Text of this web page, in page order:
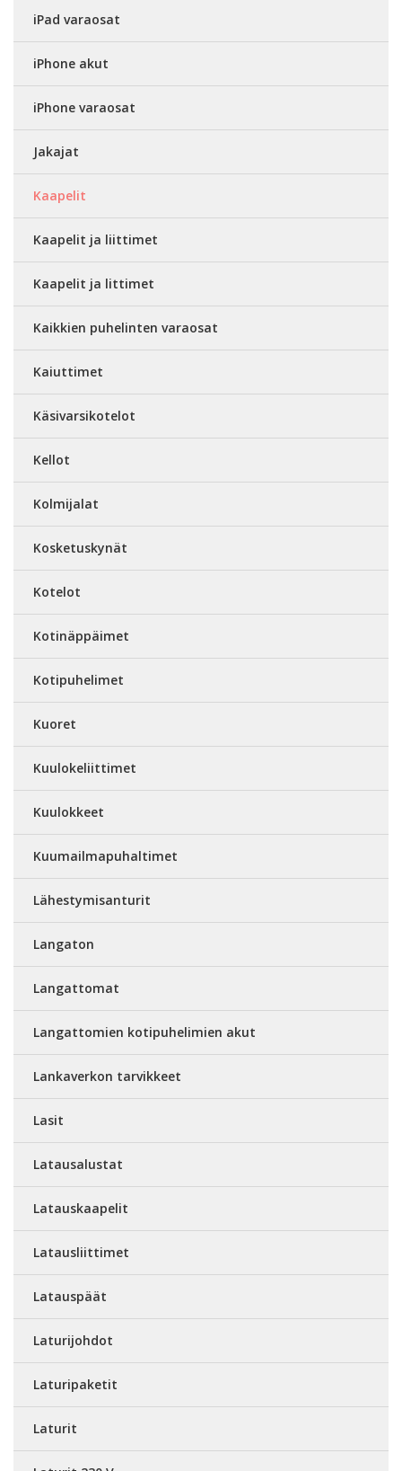
iPad varaosat
iPhone akut
iPhone varaosat
Jakajat
Kaapelit
Kaapelit ja liittimet
Kaapelit ja littimet
Kaikkien puhelinten varaosat
Kaiuttimet
Käsivarsikotelot
Kellot
Kolmijalat
Kosketuskynät
Kotelot
Kotinäppäimet
Kotipuhelimet
Kuoret
Kuulokeliittimet
Kuulokkeet
Kuumailmapuhaltimet
Lähestymisanturit
Langaton
Langattomat
Langattomien kotipuhelimien akut
Lankaverkon tarvikkeet
Lasit
Latausalustat
Latauskaapelit
Latausliittimet
Latauspäät
Laturijohdot
Laturipaketit
Laturit